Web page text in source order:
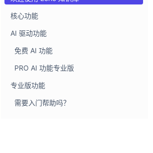
核心功能
AI 驱动功能
免费 AI 功能
PRO AI 功能专业版
专业版功能
需要入门帮助吗？